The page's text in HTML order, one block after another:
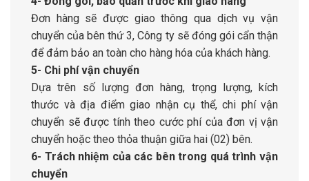
Đơn hàng sẽ được giao thông qua dịch vụ vận
chuyển của bên thứ 3, Công ty sẽ đóng gói cẩn thận
để đảm bảo an toàn cho hàng hóa của khách hàng.
5- Chi phí vận chuyển
Dựa trên số lượng đơn hàng, trọng lượng, kích
thước và địa điểm giao nhận cụ thể, chi phí vận
chuyển sẽ được tính theo cước phí của đơn vị vận
chuyển hoặc theo thỏa thuận giữa hai (02) bên.
6- Trách nhiệm của các bên trong quá trình vận
chuyển